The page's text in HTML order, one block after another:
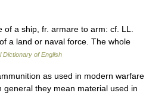
a ship, fr. armare to arm: cf. LL.
a land or naval force. The whole
Dictionary of English
as used in modern warfare
they mean material used in